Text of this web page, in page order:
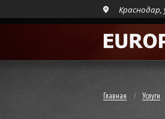
Краснодар,
Главная Услуги